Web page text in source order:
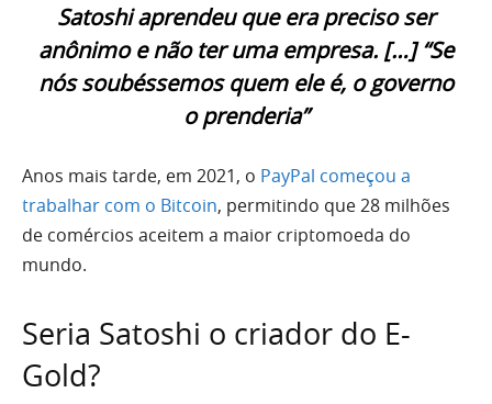
Satoshi aprendeu que era preciso ser
anônimo e não ter uma empresa. […] “Se
nós soubéssemos quem ele é, o governo
o prenderia”
Anos mais tarde, em 2021, o PayPal começou a
trabalhar com o Bitcoin, permitindo que 28 milhões
de comércios aceitem a maior criptomoeda do
mundo.
Seria Satoshi o criador do E-
Gold?